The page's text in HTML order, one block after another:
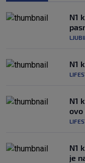
N1
N1
N1
ovo
N1
je